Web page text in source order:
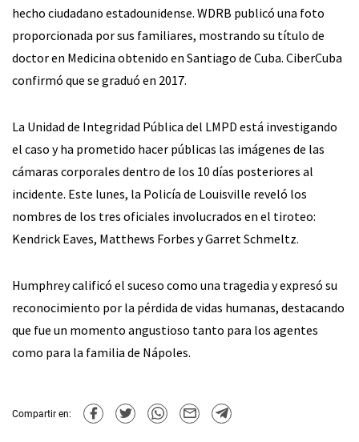
hecho ciudadano estadounidense. WDRB publicó una foto
proporcionada por sus familiares, mostrando su título de
doctor en Medicina obtenido en Santiago de Cuba. CiberCuba
confirmó que se graduó en 2017.
La Unidad de Integridad Pública del LMPD está investigando
el caso y ha prometido hacer públicas las imágenes de las
cámaras corporales dentro de los 10 días posteriores al
incidente. Este lunes, la Policía de Louisville reveló los
nombres de los tres oficiales involucrados en el tiroteo:
Kendrick Eaves, Matthews Forbes y Garret Schmeltz.
Humphrey calificó el suceso como una tragedia y expresó su
reconocimiento por la pérdida de vidas humanas, destacando
que fue un momento angustioso tanto para los agentes
como para la familia de Nápoles.
Compartir en: